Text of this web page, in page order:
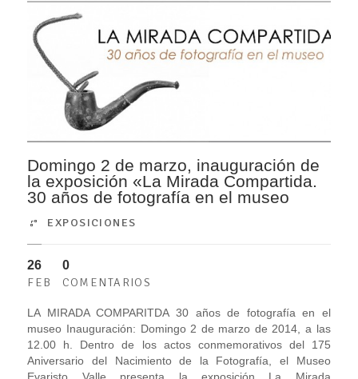
Domingo 2 de marzo, inauguración de
la exposición «La Mirada Compartida.
30 años de fotografía en el museo
EXPOSICIONES
26
FEB
0
COMENTARIOS
LA MIRADA COMPARITDA 30 años de fotografía en el
museo Inauguración: Domingo 2 de marzo de 2014, a las
12.00 h. Dentro de los actos conmemorativos del 175
Aniversario del Nacimiento de la Fotografía, el Museo